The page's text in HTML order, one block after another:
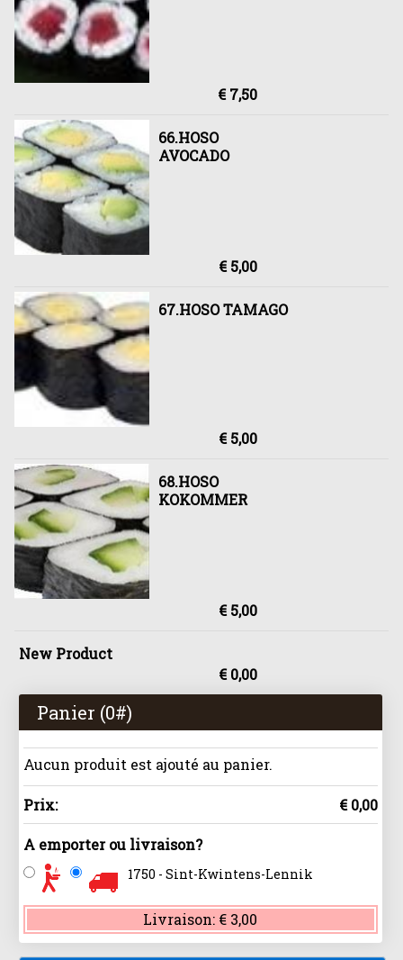
€ 7,50
66.HOSO
AVOCADO
€ 5,00
67.HOSO TAMAGO
€ 5,00
68.HOSO
KOKOMMER
€ 5,00
New Product
€ 0,00
Panier (0#)
Aucun produit est ajouté au panier.
Prix: € 0,00
A emporter ou livraison?
1750 - Sint-Kwintens-Lennik
Livraison: € 3,00